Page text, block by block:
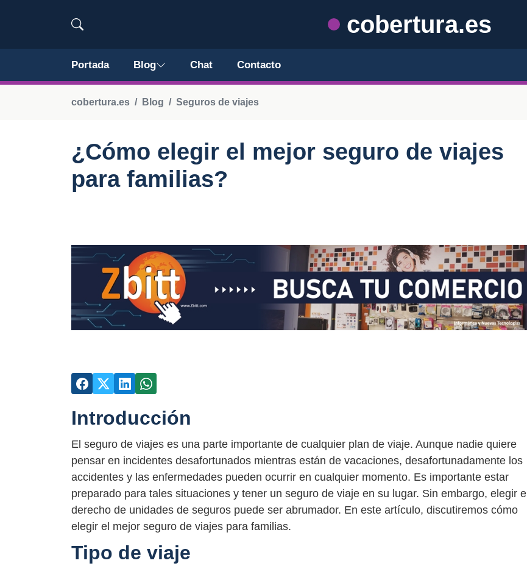
cobertura.es
Portada Blog Chat Contacto
cobertura.es Blog Seguros de viajes
¿Cómo elegir el mejor seguro de viajes
para familias?
Introducción
El seguro de viajes es una parte importante de cualquier plan de viaje. Aunque nadie quiere
pensar en incidentes desafortunados mientras están de vacaciones, desafortunadamente los
accidentes y las enfermedades pueden ocurrir en cualquier momento. Es importante estar
preparado para tales situaciones y tener un seguro de viaje en su lugar. Sin embargo, elegir el
derecho de unidades de seguros puede ser abrumador. En este artículo, discutiremos cómo
elegir el mejor seguro de viajes para familias.
Tipo de viaje